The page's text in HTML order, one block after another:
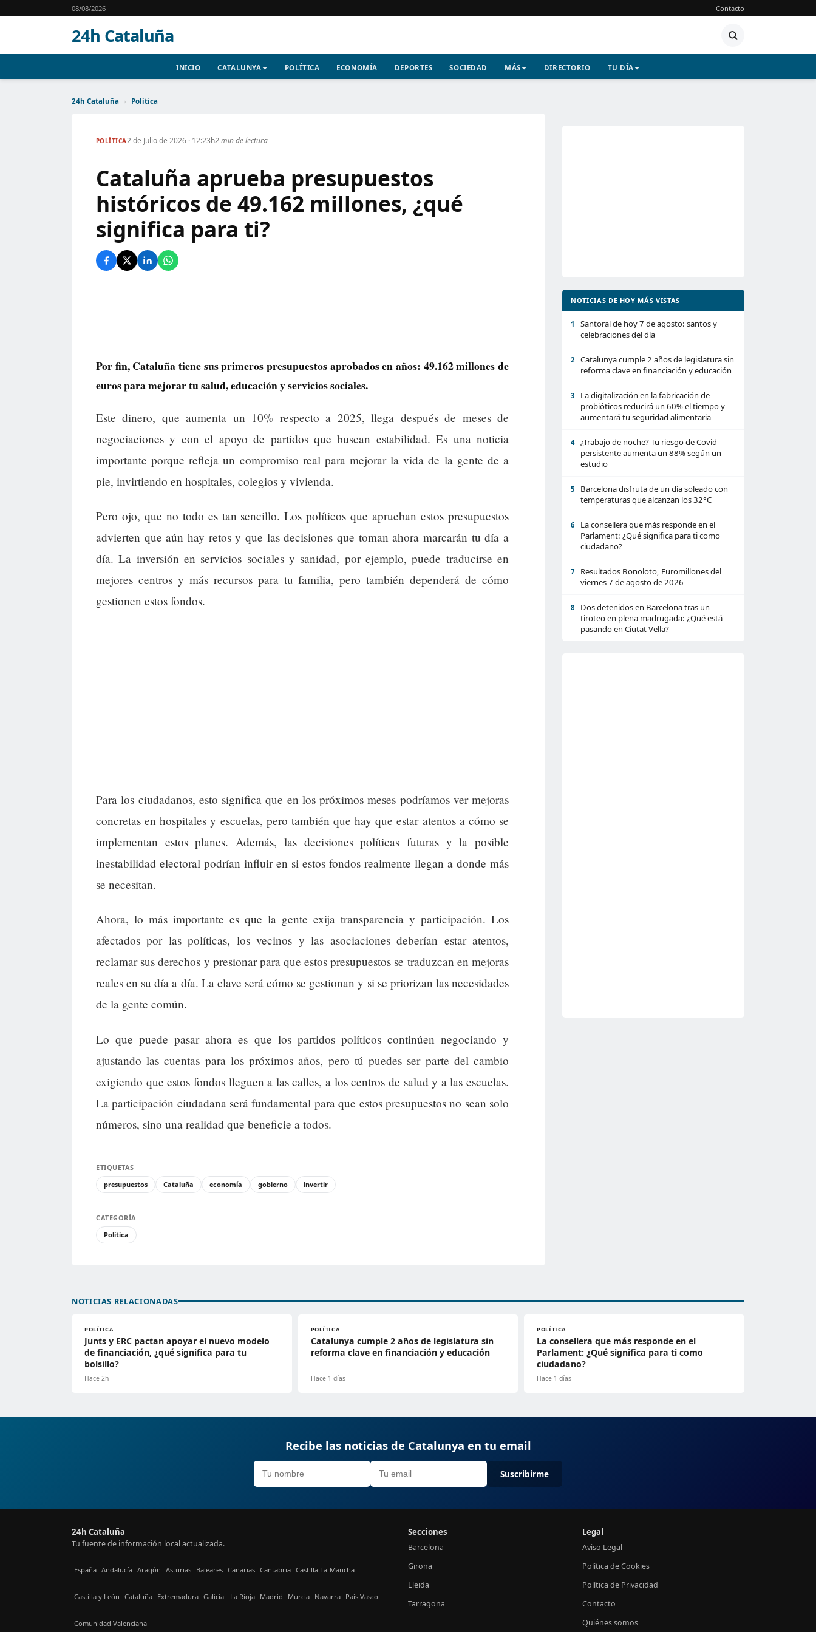
08/08/2026 Contacto
24h Cataluña
INICIO CATALUNYA POLÍTICA ECONOMÍA DEPORTES SOCIEDAD MÁS DIRECTORIO TU DÍA
24h Cataluña › Política
POLÍTICA2 de Julio de 2026 · 12:23h2 min de lectura
Cataluña aprueba presupuestos
históricos de 49.162 millones, ¿qué
significa para ti?
Por fin, Cataluña tiene sus primeros presupuestos aprobados en años: 49.162 millones de
euros para mejorar tu salud, educación y servicios sociales.
Este dinero, que aumenta un 10% respecto a 2025, llega después de meses de
negociaciones y con el apoyo de partidos que buscan estabilidad. Es una noticia
importante porque refleja un compromiso real para mejorar la vida de la gente de a
pie, invirtiendo en hospitales, colegios y vivienda.
Pero ojo, que no todo es tan sencillo. Los políticos que aprueban estos presupuestos
advierten que aún hay retos y que las decisiones que toman ahora marcarán tu día a
día. La inversión en servicios sociales y sanidad, por ejemplo, puede traducirse en
mejores centros y más recursos para tu familia, pero también dependerá de cómo
gestionen estos fondos.
Para los ciudadanos, esto significa que en los próximos meses podríamos ver mejoras
concretas en hospitales y escuelas, pero también que hay que estar atentos a cómo se
implementan estos planes. Además, las decisiones políticas futuras y la posible
inestabilidad electoral podrían influir en si estos fondos realmente llegan a donde más
se necesitan.
Ahora, lo más importante es que la gente exija transparencia y participación. Los
afectados por las políticas, los vecinos y las asociaciones deberían estar atentos,
reclamar sus derechos y presionar para que estos presupuestos se traduzcan en mejoras
reales en su día a día. La clave será cómo se gestionan y si se priorizan las necesidades
de la gente común.
Lo que puede pasar ahora es que los partidos políticos continúen negociando y
ajustando las cuentas para los próximos años, pero tú puedes ser parte del cambio
exigiendo que estos fondos lleguen a las calles, a los centros de salud y a las escuelas.
La participación ciudadana será fundamental para que estos presupuestos no sean solo
números, sino una realidad que beneficie a todos.
ETIQUETAS
presupuestos
Cataluña economía gobierno invertir
CATEGORÍA
Política
NOTICIAS DE HOY MÁS VISTAS
1
Santoral de hoy 7 de agosto: santos y
celebraciones del día
2
Catalunya cumple 2 años de legislatura sin
reforma clave en financiación y educación
3
La digitalización en la fabricación de
probióticos reducirá un 60% el tiempo y
aumentará tu seguridad alimentaria
4
¿Trabajo de noche? Tu riesgo de Covid
persistente aumenta un 88% según un
estudio
5
Barcelona disfruta de un día soleado con
temperaturas que alcanzan los 32°C
6
La consellera que más responde en el
Parlament: ¿Qué significa para ti como
ciudadano?
7
Resultados Bonoloto, Euromillones del
viernes 7 de agosto de 2026
8
Dos detenidos en Barcelona tras un
tiroteo en plena madrugada: ¿Qué está
pasando en Ciutat Vella?
NOTICIAS RELACIONADAS
POLÍTICA
Junts y ERC pactan apoyar el nuevo modelo
de financiación, ¿qué significa para tu
bolsillo?
Hace 2h
POLÍTICA
Catalunya cumple 2 años de legislatura sin
reforma clave en financiación y educación
Hace 1 días
POLÍTICA
La consellera que más responde en el
Parlament: ¿Qué significa para ti como
ciudadano?
Hace 1 días
Recibe las noticias de Catalunya en tu email
Suscribirme
24h Cataluña
Tu fuente de información local actualizada.
España Andalucía Aragón Asturias Baleares Canarias Cantabria Castilla La-Mancha
Castilla y León Cataluña Extremadura Galicia La Rioja Madrid Murcia Navarra País Vasco
Comunidad Valenciana
Secciones
Barcelona
Girona
Lleida
Tarragona
Legal
Aviso Legal
Política de Cookies
Política de Privacidad
Contacto
Quiénes somos